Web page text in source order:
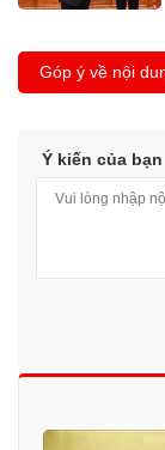
Góp ý về nội
Ý kiến của bạn